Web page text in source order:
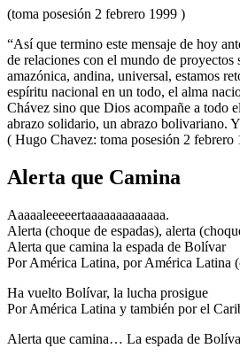
(toma posesión 2 febrero 1999 )
“Así que termino este mensaje de hoy
de relaciones con el mundo de proyectos
amazónica, andina, universal, estamos
espíritu nacional en un todo, el alma
Chávez sino que Dios acompañe a todo
abrazo solidario, un abrazo bolivariano.
( Hugo Chavez: toma posesión 2 febrero
Alerta que Camina
Aaaaaleeeeertaaaaaaaaaaaaa.
Alerta (choque de espadas), alerta
Alerta que camina la espada de Bolívar
Por América Latina, por América Latina
Ha vuelto Bolívar, la lucha prosigue
Por América Latina y también por el
Alerta que camina… La espada de